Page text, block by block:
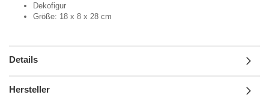
Dekofigur
Größe: 18 x 8 x 28 cm
Details
Hersteller